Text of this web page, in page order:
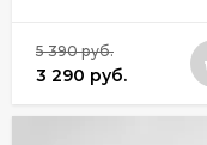
5 390 руб.
3 290 руб.